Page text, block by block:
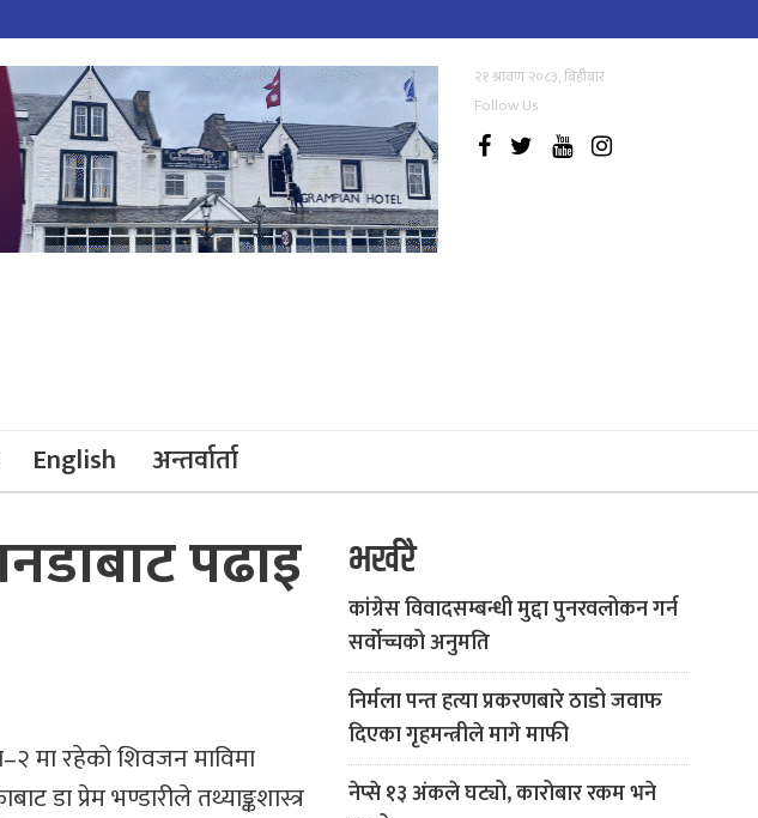
२१ श्रावण २०८३, बिहीबार
Follow Us
English अन्तर्वार्ता
पढाइ
मा रहेको शिवजन माविमा
डा प्रेम भण्डारीले तथ्याङ्कशास्त्र
भर्खरै
कांग्रेस विवादसम्बन्धी मुद्दा पुनरवलोकन गर्न
सर्वोच्चको अनुमति
निर्मला पन्त हत्या प्रकरणबारे ठाडो जवाफ
दिएका गृहमन्त्रीले मागे माफी
नेप्से १३ अंकले घट्यो, कारोबार रकम भने